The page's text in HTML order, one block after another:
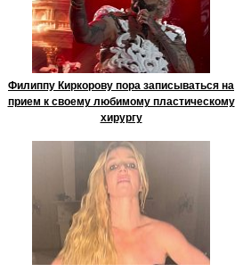
Филиппу Киркорову пора записываться на
прием к своему любимому пластическому
хирургу